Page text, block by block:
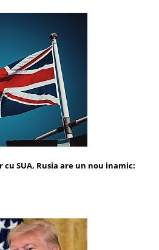
SUA, Rusia are un nou inamic: